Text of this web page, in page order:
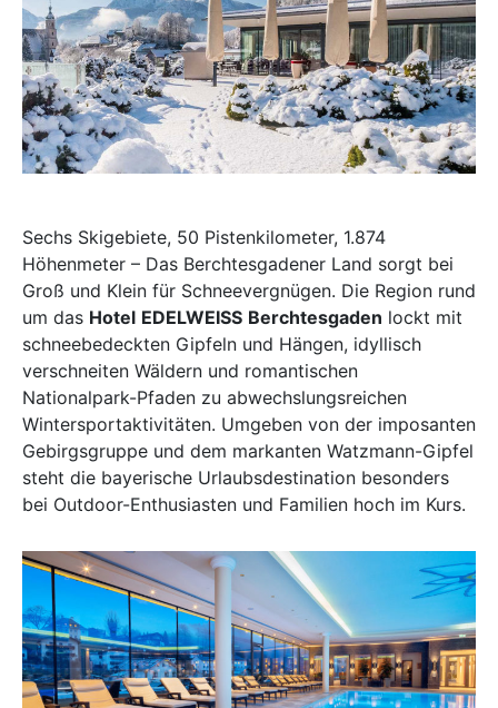
Sechs Skigebiete, 50 Pistenkilometer, 1.874
Höhenmeter – Das Berchtesgadener Land sorgt bei
Groß und Klein für Schneevergnügen. Die Region rund
um das Hotel EDELWEISS Berchtesgaden lockt mit
schneebedeckten Gipfeln und Hängen, idyllisch
verschneiten Wäldern und romantischen
Nationalpark-Pfaden zu abwechslungsreichen
Wintersportaktivitäten. Umgeben von der imposanten
Gebirgsgruppe und dem markanten Watzmann-Gipfel
steht die bayerische Urlaubsdestination besonders
bei Outdoor-Enthusiasten und Familien hoch im Kurs.